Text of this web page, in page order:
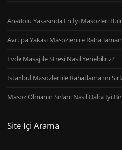
Anadolu Yakasında En İyi Masözleri
Avrupa Yakası Masözleri ile
Evde Masaj ile Stresi Nasıl Yenebiliriz?
İstanbul Masözleri ile Rahatlamanın
Masöz Olmanın Sırları: Nasıl Daha İyi
Site Içi Arama